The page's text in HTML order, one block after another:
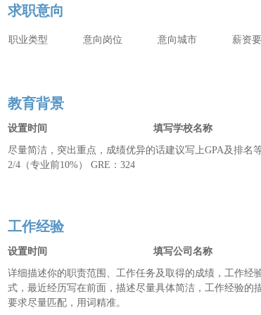
求职意向
教育背景
工作经验